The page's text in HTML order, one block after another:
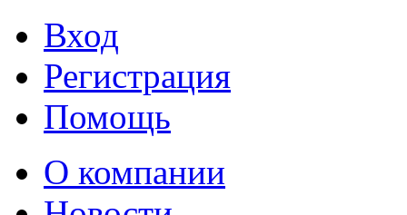
Вход
Регистрация
Помощь
О компании